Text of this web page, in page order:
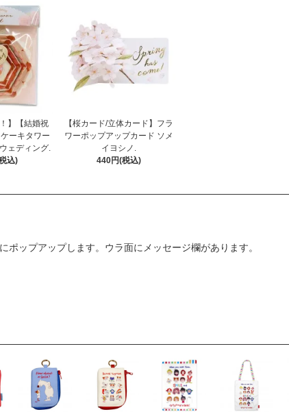
】【結婚祝
ーキタワー
ェディング.
込)
【桜カード/立体カード】フラ
ワーポップアップカード ソメ
イヨシノ.
440円(税込)
ポップアップします。ウラ面にメッセージ欄があります。